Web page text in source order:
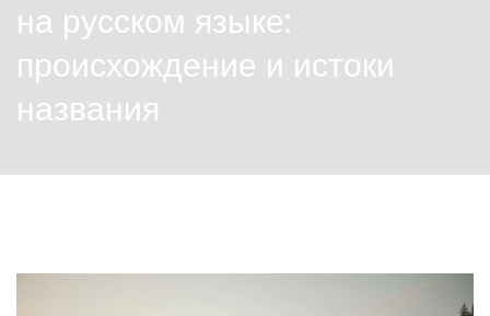
на русском языке:
происхождение и истоки
названия